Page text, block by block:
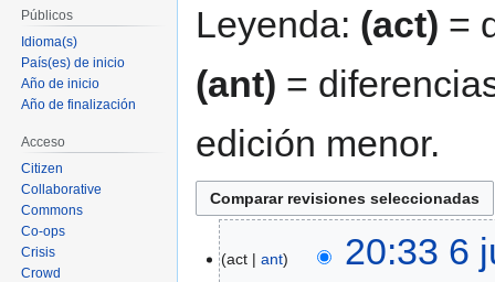
Leyenda: (act) =
(ant) =
edición menor.
act ant
20:33 6
Públicos
Idioma(s)
País(es) de inicio
Año de inicio
Año de finalización
Acceso
Citizen
Collaborative
Commons
Co-ops
Crisis
Crowd